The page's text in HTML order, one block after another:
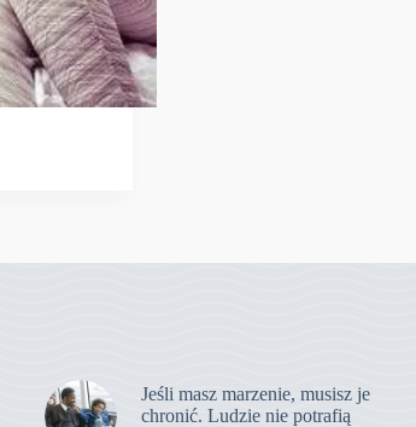
Jeśli masz marzenie, musisz je
chronić. Ludzie nie potrafią